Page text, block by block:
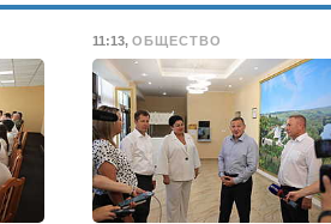
Парк Героев-летчиков
11:13, ОБЩЕСТВО